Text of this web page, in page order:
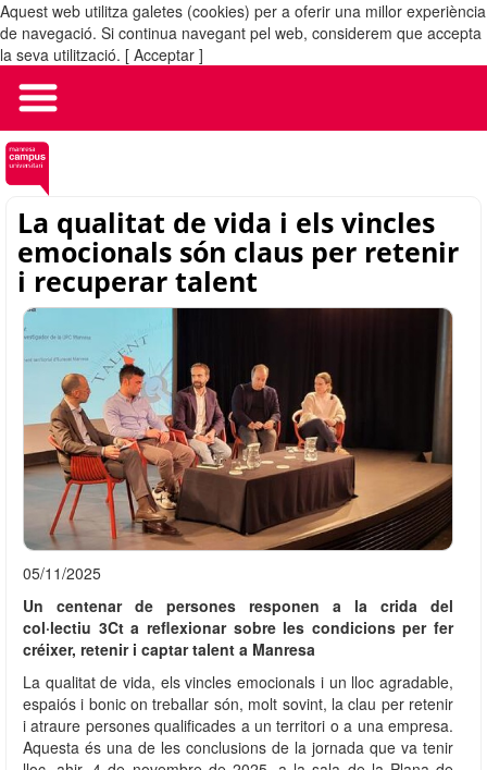
Aquest web utilitza galetes (cookies) per a oferir una millor experiència
de navegació. Si continua navegant pel web, considerem que accepta
la seva utilització. [ Acceptar ]
MENÚ
La qualitat de vida i els vincles
emocionals són claus per retenir
i recuperar talent
05/11/2025
Un centenar de persones responen a la crida del
col·lectiu 3Ct a reflexionar sobre les condicions per fer
créixer, retenir i captar talent a Manresa
La qualitat de vida, els vincles emocionals i un lloc agradable,
espaiós i bonic on treballar són, molt sovint, la clau per retenir
i atraure persones qualificades a un territori o a una empresa.
Aquesta és una de les conclusions de la jornada que va tenir